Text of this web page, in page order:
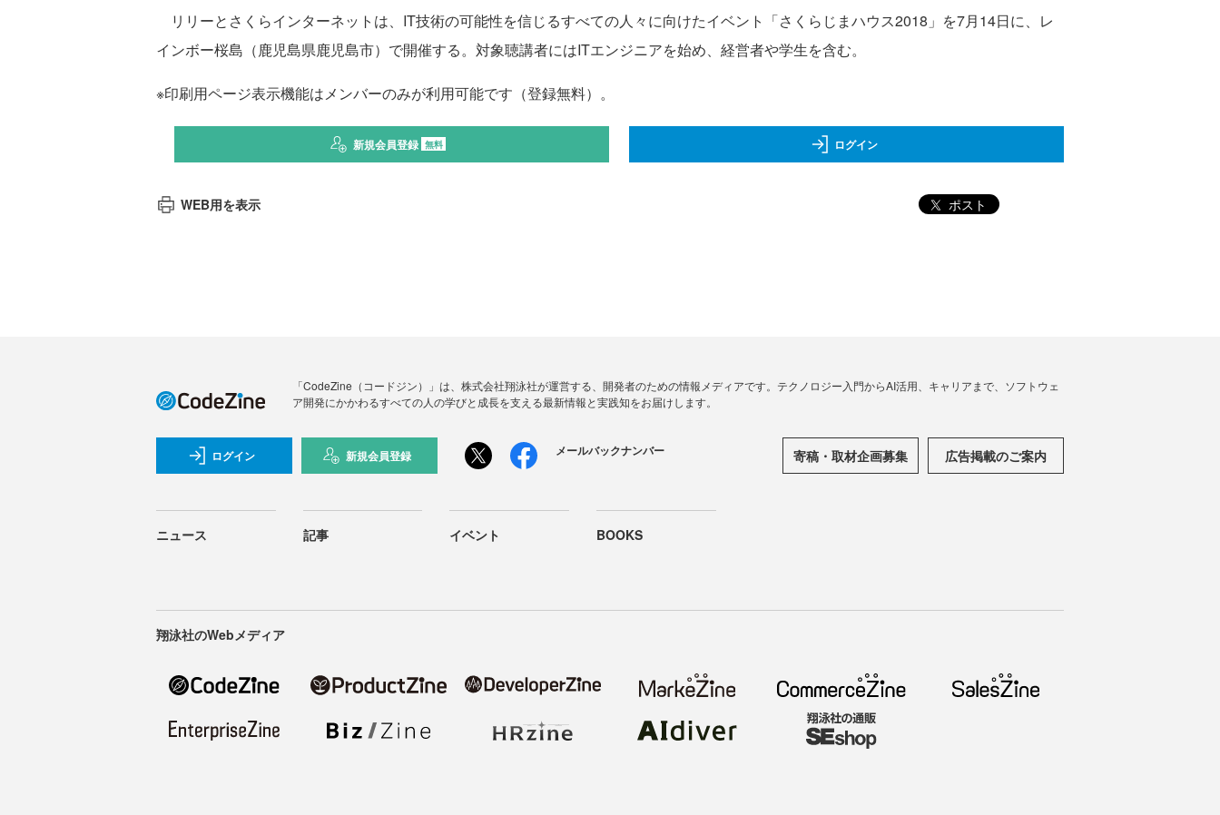
リリーとさくらインターネットは、IT技術の可能性を信じるすべての人々に向けたイベント「さくらじまハウス2018」を7月14日に、レ
インボー桜島（鹿児島県鹿児島市）で開催する。対象聴講者にはITエンジニアを始め、経営者や学生を含む。
※印刷用ページ表示機能はメンバーのみが利用可能です（登録無料）。
新規会員登録 無料 ログイン
WEB用を表示 ポスト
「CodeZine（コードジン）」は、株式会社翔泳社が運営する、開発者のための情報メディアです。テクノロジー入門からAI活用、キャリアまで、ソフトウェ
ア開発にかかわるすべての人の学びと成長を支える最新情報と実践知をお届けします。
ログイン 新規会員登録 メールバックナンバー 寄稿・取材企画募集 広告掲載のご案内
ニュース 記事 イベント BOOKS
翔泳社のWebメディア